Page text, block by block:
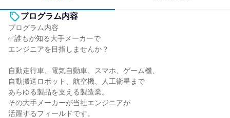
プログラム内容
プログラム内容
✅誰もが知る大手メーカーで
エンジニアを目指しませんか？
自動走行車、電気自動車、スマホ、ゲーム機、
自動搬送ロボット、航空機、人工衛星まで
あらゆる製品を支える製造業。
その大手メーカーが当社エンジニアが
活躍するフィールドです。